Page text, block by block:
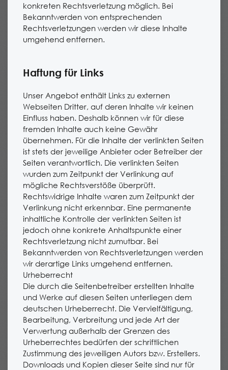
konkreten Rechtsverletzung möglich. Bei
Bekanntwerden von entsprechenden
Rechtsverletzungen werden wir diese Inhalte
umgehend entfernen.
Haftung für Links
Unser Angebot enthält Links zu externen
Webseiten Dritter, auf deren Inhalte wir keinen
Einfluss haben. Deshalb können wir für diese
fremden Inhalte auch keine Gewähr
übernehmen. Für die Inhalte der verlinkten Seiten
ist stets der jeweilige Anbieter oder Betreiber der
Seiten verantwortlich. Die verlinkten Seiten
wurden zum Zeitpunkt der Verlinkung auf
mögliche Rechtsverstöße überprüft.
Rechtswidrige Inhalte waren zum Zeitpunkt der
Verlinkung nicht erkennbar. Eine permanente
inhaltliche Kontrolle der verlinkten Seiten ist
jedoch ohne konkrete Anhaltspunkte einer
Rechtsverletzung nicht zumutbar. Bei
Bekanntwerden von Rechtsverletzungen werden
wir derartige Links umgehend entfernen.
Urheberrecht
Die durch die Seitenbetreiber erstellten Inhalte
und Werke auf diesen Seiten unterliegen dem
deutschen Urheberrecht. Die Vervielfältigung,
Bearbeitung, Verbreitung und jede Art der
Verwertung außerhalb der Grenzen des
Urheberrechtes bedürfen der schriftlichen
Zustimmung des jeweiligen Autors bzw. Erstellers.
Downloads und Kopien dieser Seite sind nur für